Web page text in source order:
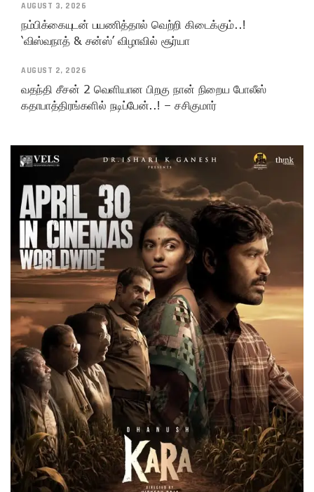
AUGUST 3, 2026
நம்பிக்கையுடன் பயணித்தால் வெற்றி கிடைக்கும்..!
‘விஸ்வநாத் & சன்ஸ்’ விழாவில் சூர்யா
AUGUST 2, 2026
வதந்தி சீசன் 2 வெளியான பிறகு நான் நிறைய போலீஸ்
கதாபாத்திரங்களில் நடிப்பேன்..! – சசிகுமார்